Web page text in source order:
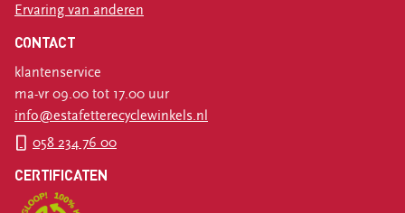
Ervaring van anderen
CONTACT
klantenservice
ma-vr 09.00 tot 17.00 uur
info@estafetterecyclewinkels.nl
058 234 76 00
CERTIFICATEN